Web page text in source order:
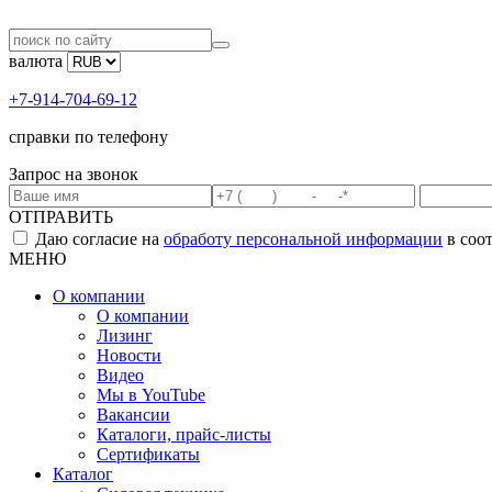
валюта
+7-914-704-69-12
справки по телефону
Запрос на звонок
ОТПРАВИТЬ
Даю согласие на обработу персональной информации в
МЕНЮ
О компании
О компании
Лизинг
Новости
Видео
Мы в YouTube
Вакансии
Каталоги, прайс-листы
Сертификаты
Каталог